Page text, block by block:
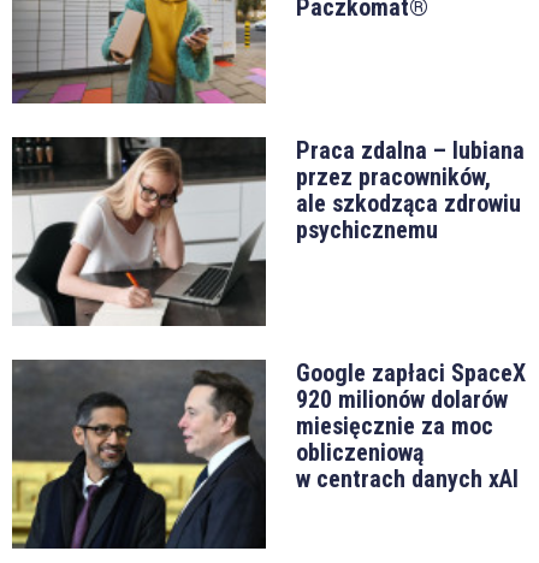
Paczkomat®
Praca zdalna – lubiana
przez pracowników,
ale szkodząca zdrowiu
psychicznemu
Google zapłaci SpaceX
920 milionów dolarów
miesięcznie za moc
obliczeniową
w centrach danych xAI